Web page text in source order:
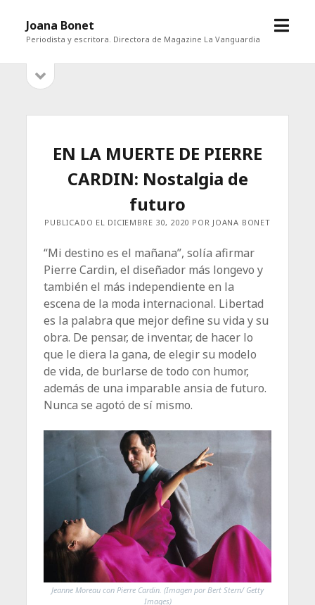
Joana Bonet
Periodista y escritora. Directora de Magazine La Vanguardia
abrir
Barrabarra
EN LA MUERTE DE PIERRE
CARDIN: Nostalgia de
futuro
PUBLICADO EL DICIEMBRE 30, 2020 POR JOANA BONET
“Mi destino es el mañana”, solía afirmar
Pierre Cardin, el diseñador más longevo y
también el más independiente en la
escena de la moda internacional. Libertad
es la palabra que mejor define su vida y su
obra. De pensar, de inventar, de hacer lo
que le diera la gana, de elegir su modelo
de vida, de burlarse de todo con humor,
además de una imparable ansia de futuro.
Nunca se agotó de sí mismo.
Jeanne Moreau con Pierre Cardin. (Imagen por Bert Stern/ Getty
Images)